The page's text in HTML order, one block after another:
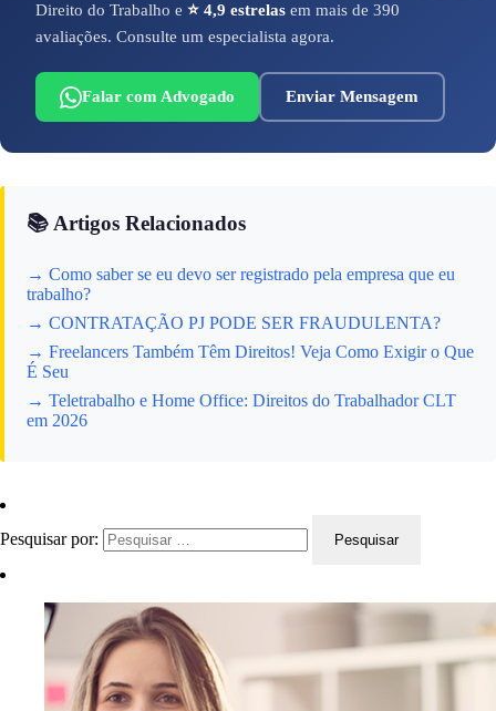
Direito do Trabalho e ⭐ 4,9 estrelas em mais de 390
avaliações. Consulte um especialista agora.
Falar com Advogado Enviar Mensagem
📚 Artigos Relacionados
→ Como saber se eu devo ser registrado pela empresa que eu
trabalho?
→ CONTRATAÇÃO PJ PODE SER FRAUDULENTA?
→ Freelancers Também Têm Direitos! Veja Como Exigir o Que
É Seu
→ Teletrabalho e Home Office: Direitos do Trabalhador CLT
em 2026
Pesquisar por: